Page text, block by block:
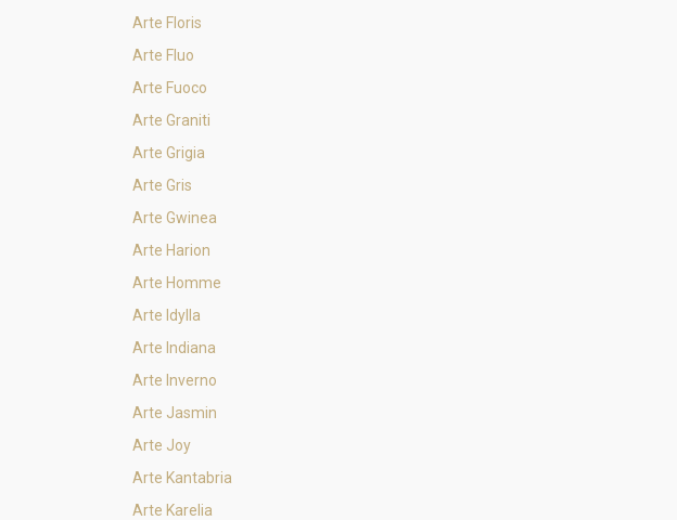
Arte Floris
Arte Fluo
Arte Fuoco
Arte Graniti
Arte Grigia
Arte Gris
Arte Gwinea
Arte Harion
Arte Homme
Arte Idylla
Arte Indiana
Arte Inverno
Arte Jasmin
Arte Joy
Arte Kantabria
Arte Karelia